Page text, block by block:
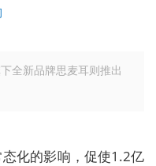
全新品牌思麦耳则推出
化的影响，促使1.2亿